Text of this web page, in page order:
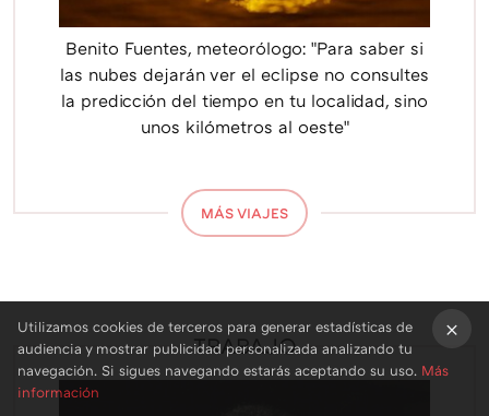
Benito Fuentes, meteorólogo: "Para saber si
las nubes dejarán ver el eclipse no consultes
la predicción del tiempo en tu localidad, sino
unos kilómetros al oeste"
MÁS VIAJES
TRABAJO
Utilizamos cookies de terceros para generar estadísticas de
audiencia y mostrar publicidad personalizada analizando tu
navegación. Si sigues navegando estarás aceptando su uso. Más
información